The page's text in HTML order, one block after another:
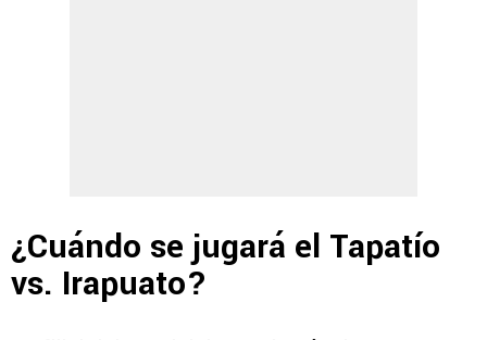
¿Cuándo se jugará el Tapatío
vs. Irapuato?